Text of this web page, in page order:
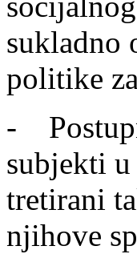
sukladno
politike
-
subjekti
tretirani
njihove